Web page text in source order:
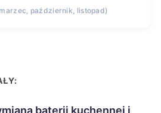
październik, listopad)
baterii kuchennej i